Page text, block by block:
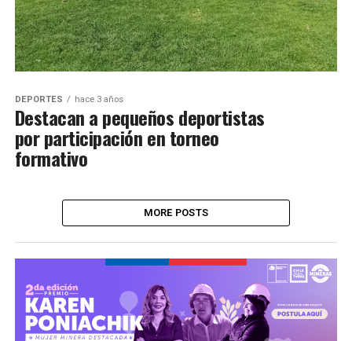
DEPORTES hace 3 años
Destacan a pequeños deportistas
por participación en torneo
formativo
MORE POSTS